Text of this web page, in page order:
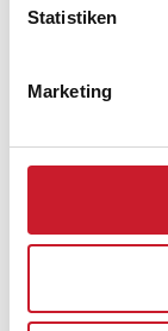
Statistiken
Marketing